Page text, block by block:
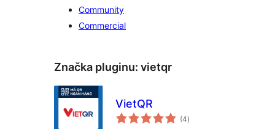
Community
Commercial
Značka pluginu: vietqr
VietQR
(4celkové
hodnotenie
)